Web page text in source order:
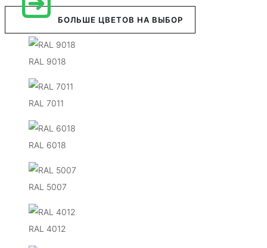
БОЛЬШЕ ЦВЕТОВ НА ВЫБОР
RAL 9018
RAL 7011
RAL 6018
RAL 5007
RAL 4012